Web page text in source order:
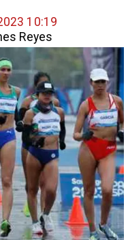
10:19
Reyes